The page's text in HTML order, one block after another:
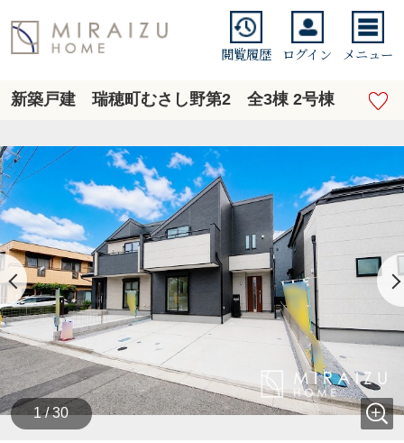
閲覧履歴 ログイン メニュー
新築戸建 瑞穂町むさし野第2 全3棟 2号棟
1 / 30